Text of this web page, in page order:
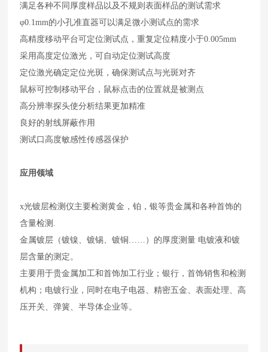
满足各种不同厚度样品以及不规则表面样品的测试需求
φ0.1mm的小孔准直器可以满足微小测试点的需求
高精度移动平台可定位测试点，重复定位精度小于0.005mm
采用高度定位激光，可自动定位测试高度
定位激光确定定位光斑，确保测试点与光斑对齐
鼠标可控制移动平台，鼠标点击的位置就是被测点
高分辨率探头使分析结果更加精准
良好的射线屏蔽作用
测试口高度敏感性传感器保护
应用领域
x光镀层检测仪主要检测黄金，铂，银等贵金属和各种首饰的
含量检测.
金属镀层（镀镍、镀锡、镀铜……）的厚度测量 电镀液和镀
层含量的测定。
主要用于贵金属加工和首饰加工行业；银行，首饰销售和检测
机构；电镀行业，同时在电子电器、精密五金、表面处理、高
压开关、弹簧、半导体企业等。